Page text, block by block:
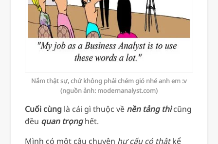
Nắm thật sự, chứ không phải chém gió nhé anh em :v
(nguồn ảnh: modernanalyst.com)
Cuối cùnglà cái gì thuộc về nền tảng thìcũng
đều quan trọnghết.
Mình có một câu chuyện hư cấu có thậtkể